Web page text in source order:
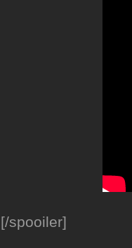
[/spooiler]